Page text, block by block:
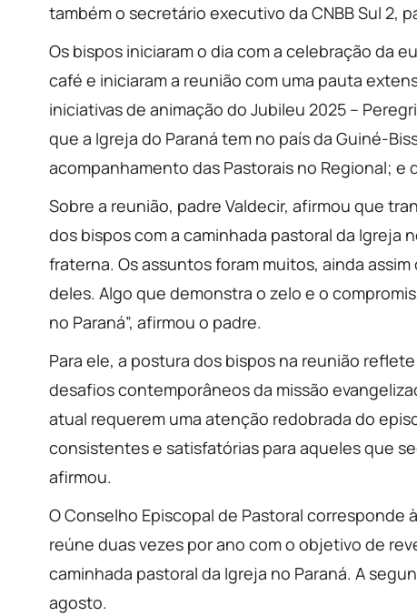
também o secretário executivo da CNBB Sul 2,
Os bispos iniciaram o dia com a celebração da
café e iniciaram a reunião com uma pauta
iniciativas de animação do Jubileu 2025 –
que a Igreja do Paraná tem no país da Guiné-
acompanhamento das Pastorais no Regional; e
Sobre a reunião, padre Valdecir, afirmou que
dos bispos com a caminhada pastoral da Igreja
fraterna. Os assuntos foram muitos, ainda
deles. Algo que demonstra o zelo e o
no Paraná”, afirmou o padre.
Para ele, a postura dos bispos na reunião
desafios contemporâneos da missão
atual requerem uma atenção redobrada do
consistentes e satisfatórias para aqueles que
afirmou.
O Conselho Episcopal de Pastoral corresponde
reúne duas vezes por ano com o objetivo de
caminhada pastoral da Igreja no Paraná. A
agosto.